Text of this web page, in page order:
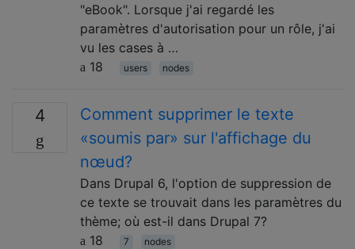
"eBook". Lorsque j'ai regardé les
paramètres d'autorisation pour un rôle, j'ai
vu les cases à …
18
users nodes
4
Comment supprimer le texte
«soumis par» sur l'affichage du
nœud?
Dans Drupal 6, l'option de suppression de
ce texte se trouvait dans les paramètres du
thème; où est-il dans Drupal 7?
18
7 nodes